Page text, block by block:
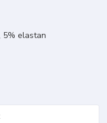
5% elastan